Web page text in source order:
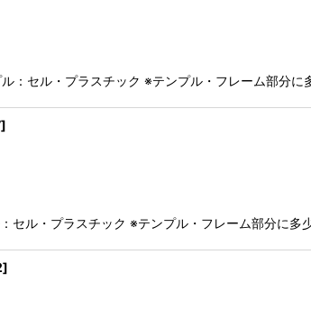
：セル・プラスチック ※テンプル・フレーム部分に
]
セル・プラスチック ※テンプル・フレーム部分に多
]